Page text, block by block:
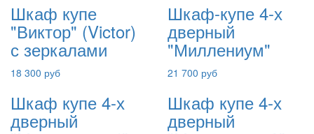
Шкаф купе
"Виктор" (Victor)
с зеркалами
18 300 руб
Шкаф-купе 4-х
дверный
"Миллениум"
21 700 руб
Шкаф купе 4-х
дверный
Шкаф купе 4-х
дверный